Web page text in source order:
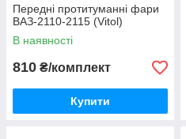
Передні протитуманні фари
ВАЗ-2110-2115 (Vitol)
В наявності
810 ₴/комплект
Купити